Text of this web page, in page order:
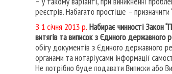
реєстрів. Набагато простіше –
З 1 січня 2013 р. Набирає чинності Закон
витягів та виписок з Єдиного державного
обігу документів з Єдиного державного
органами та нотаріусами інформації
Не потрібно буде подавати Виписки або